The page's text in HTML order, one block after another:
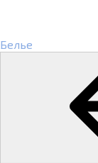
Белье